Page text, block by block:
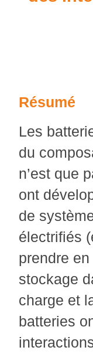
Résumé
Les
du
n’est que
ont
de
électrifiés
prendre
stockage
charge et
batteries